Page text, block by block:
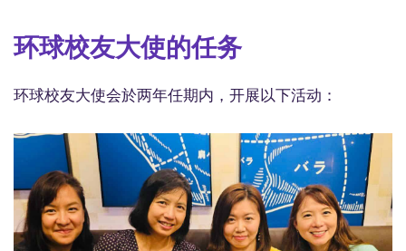
环球校友大使的任务
环球校友大使会於两年任期内，开展以下活动：